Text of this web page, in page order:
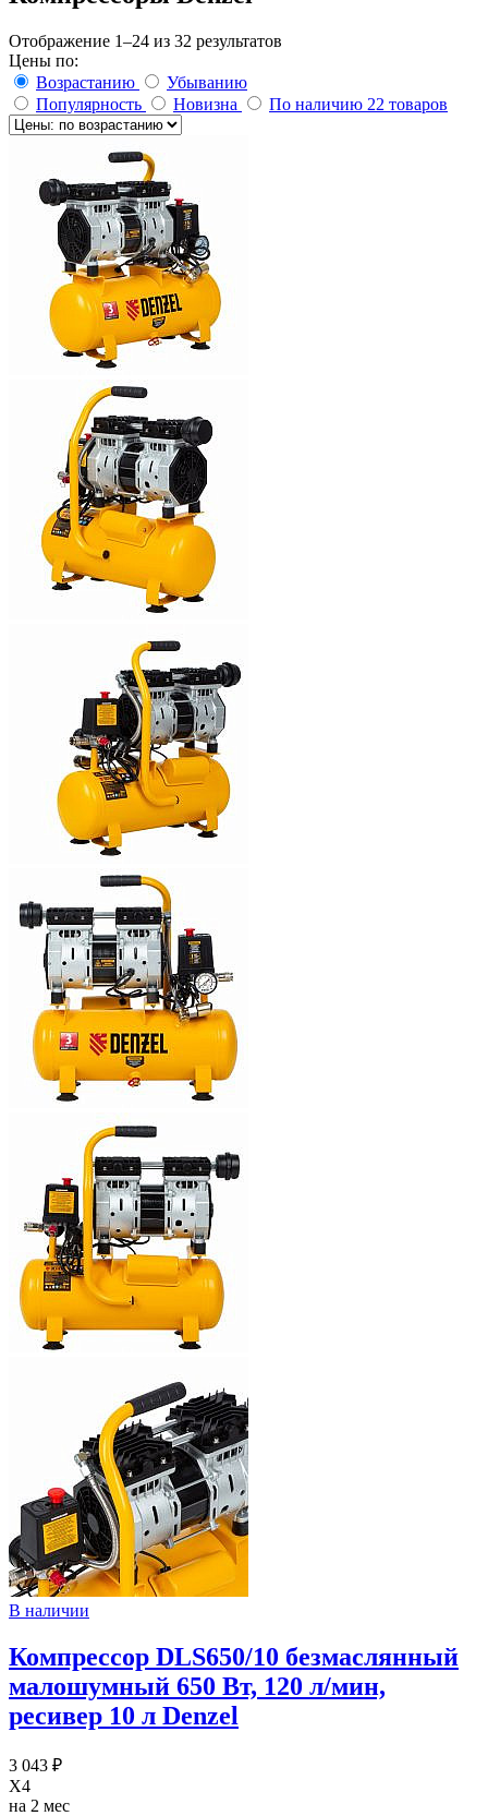
Отображение 1–24 из 32 результатов
Цены по:
Возрастанию
Убыванию
Популярность
Новизна По наличию 22 товаров
В наличии
Компрессор DLS650/10 безмаслянный
малошумный 650 Вт, 120 л/мин,
ресивер 10 л Denzel
3 043 ₽
X4
на 2 мес